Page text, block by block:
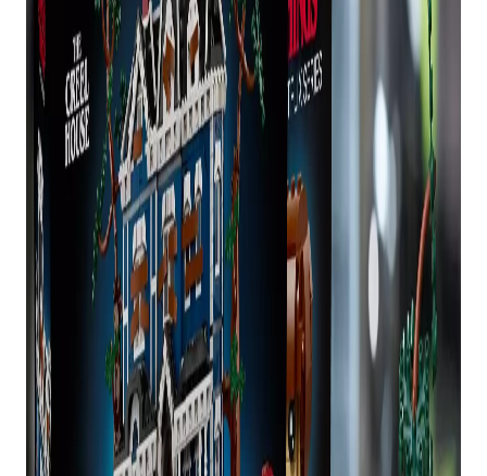
Com um total de 2.593 peças, existem diferentes
opções de construção, seja você optar por deixar
a casa tão imaculada quanto em tempos mais
felizes ou construí-la com janelas quebradas e
detalhes arrepiantes do confronto com Vecna.
LEGO Insiders tiveram acesso antecipado à meia-
noite de quinta-feira, 1º de janeiro, e Stranger
Things Creel House supostamente esgotou
instantaneamente.
Também não é tarde para se inscrever. Tudo que
você precisa fazer é inserir seus dados aqui e
Stranger Things Creel House pode ser adicionado
ao seu carrinho.